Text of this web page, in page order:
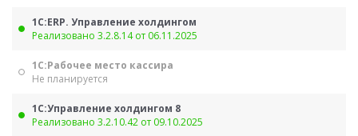
1С:ERP. Управление холдингом
Реализовано 3.2.8.14 от 06.11.2025
1С:Рабочее место кассира
Не планируется
1С:Управление холдингом 8
Реализовано 3.2.10.42 от 09.10.2025